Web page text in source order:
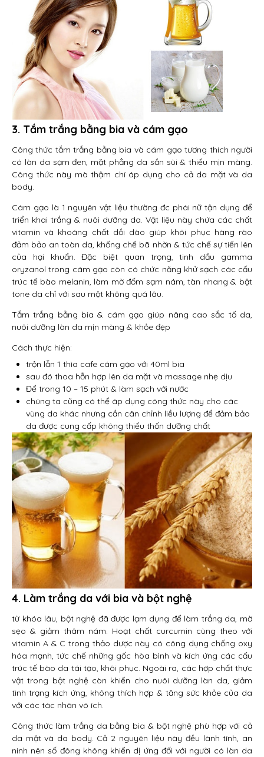
3. Tắm trắng bằng bia và cám gạo
Công thức tắm trắng bằng bia và cám gạo tương thích người
có làn da sạm đen, mặt phẳng da sần sùi & thiếu mịn màng.
Công thức này mà thậm chí áp dụng cho cả da mặt và da
body.
Cám gạo là 1 nguyên vật liệu thường đc phái nữ tận dụng để
triển khai trắng & nuôi dưỡng da. Vật liệu này chứa các chất
vitamin và khoáng chất dồi dào giúp khôi phục hàng rào
đảm bảo an toàn da, khống chế bã nhờn & tức chế sự tiến lên
của hại khuẩn. Đặc biệt quan trọng, tinh dầu gamma
oryzanol trong cám gạo còn có chức năng khử sạch các cấu
trúc tế bào melanin, làm mờ đốm sạm nám, tàn nhang & bật
tone da chỉ với sau một không quá lâu.
Tắm trắng bằng bia & cám gạo giúp nâng cao sắc tố da,
nuôi dưỡng làn da mịn màng & khỏe đẹp
Cách thực hiện:
trộn lẫn 1 thìa cafe cám gạo với 40ml bia
sau đó thoa hỗn hợp lên da mặt và massage nhẹ dịu
Để trong 10 – 15 phút & làm sạch với nước
chúng ta cũng có thể áp dụng công thức này cho các
vùng da khác nhưng cần cân chỉnh liều lượng để đảm bảo
da được cung cấp không thiếu thốn dưỡng chất
4. Làm trắng da với bia và bột nghệ
từ khóa lâu, bột nghệ đã được lạm dụng để làm trắng da, mờ
sẹo & giảm thâm nám. Hoạt chất curcumin cùng theo với
vitamin A & C trong thảo dược này có công dụng chống oxy
hóa mạnh, tức chế những gốc hòa bình và kích ứng các cấu
trúc tế bào da tái tạo, khôi phục. Ngoài ra, các hợp chất thực
vật trong bột nghệ còn khiến cho nuôi dưỡng làn da, giảm
tình trạng kích ứng, không thích hợp & tăng sức khỏe của da
với các tác nhân vô ích.
Công thức làm trắng da bằng bia & bột nghệ phù hợp với cả
da mặt và da body. Cả 2 nguyên liệu này đều lành tính, an
ninh nên số đông không khiến dị ứng đối với người có làn da